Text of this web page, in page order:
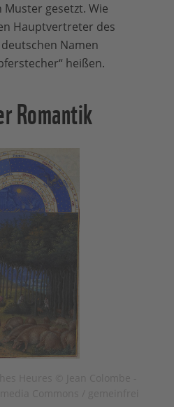
gesetzt. Wie
Hauptvertreter des
Namen
heißen.
Romantik